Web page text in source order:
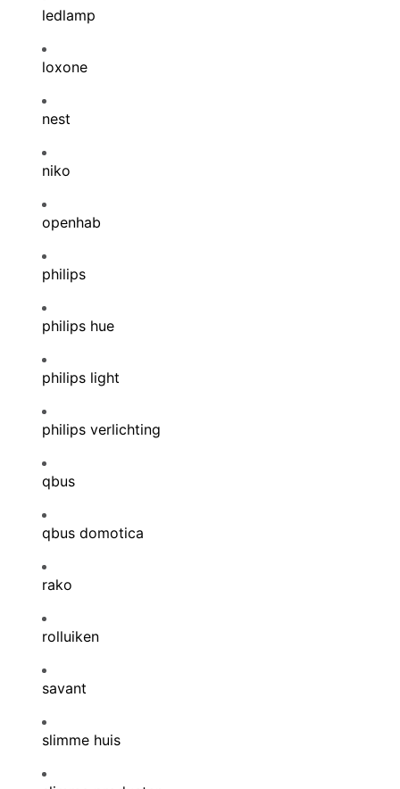
ledlamp
loxone
nest
niko
openhab
philips
philips hue
philips light
philips verlichting
qbus
qbus domotica
rako
rolluiken
savant
slimme huis